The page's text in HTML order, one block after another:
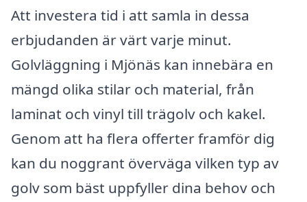
Att investera tid i att samla in dessa
erbjudanden är värt varje minut.
Golvläggning i Mjönäs kan innebära en
mängd olika stilar och material, från
laminat och vinyl till trägolv och kakel.
Genom att ha flera offerter framför dig
kan du noggrant överväga vilken typ av
golv som bäst uppfyller dina behov och